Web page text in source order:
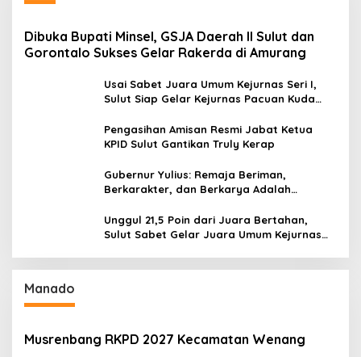
Dibuka Bupati Minsel, GSJA Daerah II Sulut dan
Gorontalo Sukses Gelar Rakerda di Amurang
Usai Sabet Juara Umum Kejurnas Seri I,
Sulut Siap Gelar Kejurnas Pacuan Kuda
Pengasihan Amisan Resmi Jabat Ketua
KPID Sulut Gantikan Truly Kerap
Gubernur Yulius: Remaja Beriman,
Berkarakter, dan Berkarya Adalah
Unggul 21,5 Poin dari Juara Bertahan,
Sulut Sabet Gelar Juara Umum Kejurnas
Manado
Musrenbang RKPD 2027 Kecamatan Wenang